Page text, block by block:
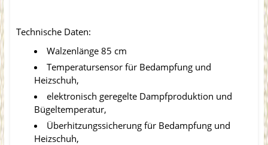
Technische Daten:
Walzenlänge 85 cm
Temperatursensor für Bedampfung und
Heizschuh,
elektronisch geregelte Dampfproduktion und
Bügeltemperatur,
Überhitzungssicherung für Bedampfung und
Heizschuh,